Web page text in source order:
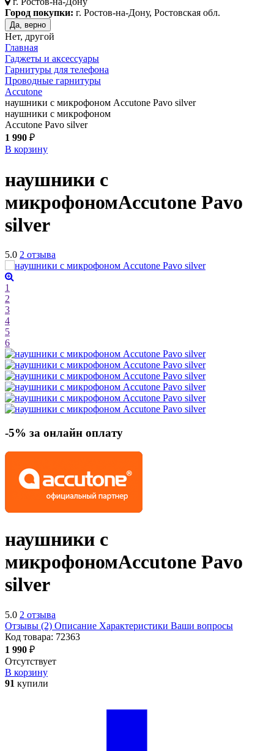
Город покупки: г. Ростов-на-Дону, Ростовская обл.
Да, верно
Нет, другой
Главная
Гаджеты и аксессуары
Гарнитуры для телефона
Проводные гарнитуры
Accutone
наушники с микрофоном Accutone Pavo silver
наушники с микрофоном
Accutone Pavo silver
1 990 ₽
В корзину
наушники с
микрофономAccutone Pavo
silver
5.0 2 отзыва
1
2
3
4
5
6
-5% за онлайн оплату
наушники с
микрофономAccutone Pavo
silver
5.0 2 отзыва
Отзывы (2) Описание Характеристики Ваши вопросы
Код товара: 72363
1 990 ₽
Отсутствует
В корзину
91 купили